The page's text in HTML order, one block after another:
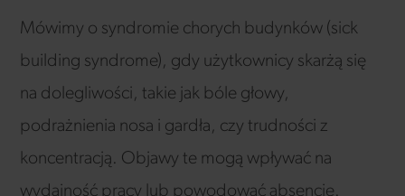
Mówimy o syndromie chorych budynków (sick
building syndrome), gdy użytkownicy skarżą się
na dolegliwości, takie jak bóle głowy,
podrażnienia nosa i gardła, czy trudności z
koncentracją. Objawy te mogą wpływać na
wydajność pracy lub powodować absencję.